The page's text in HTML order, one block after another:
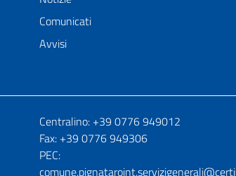
Comunicati
Avvisi
Numeri utili
Centralino: +39 0776 949012
Fax: +39 0776 949306
PEC: